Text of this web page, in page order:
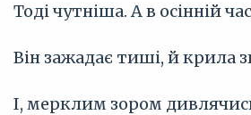
Тоді чутніша. А в осінній час
Він зажадає тиші, й крила
I, мерклим зором